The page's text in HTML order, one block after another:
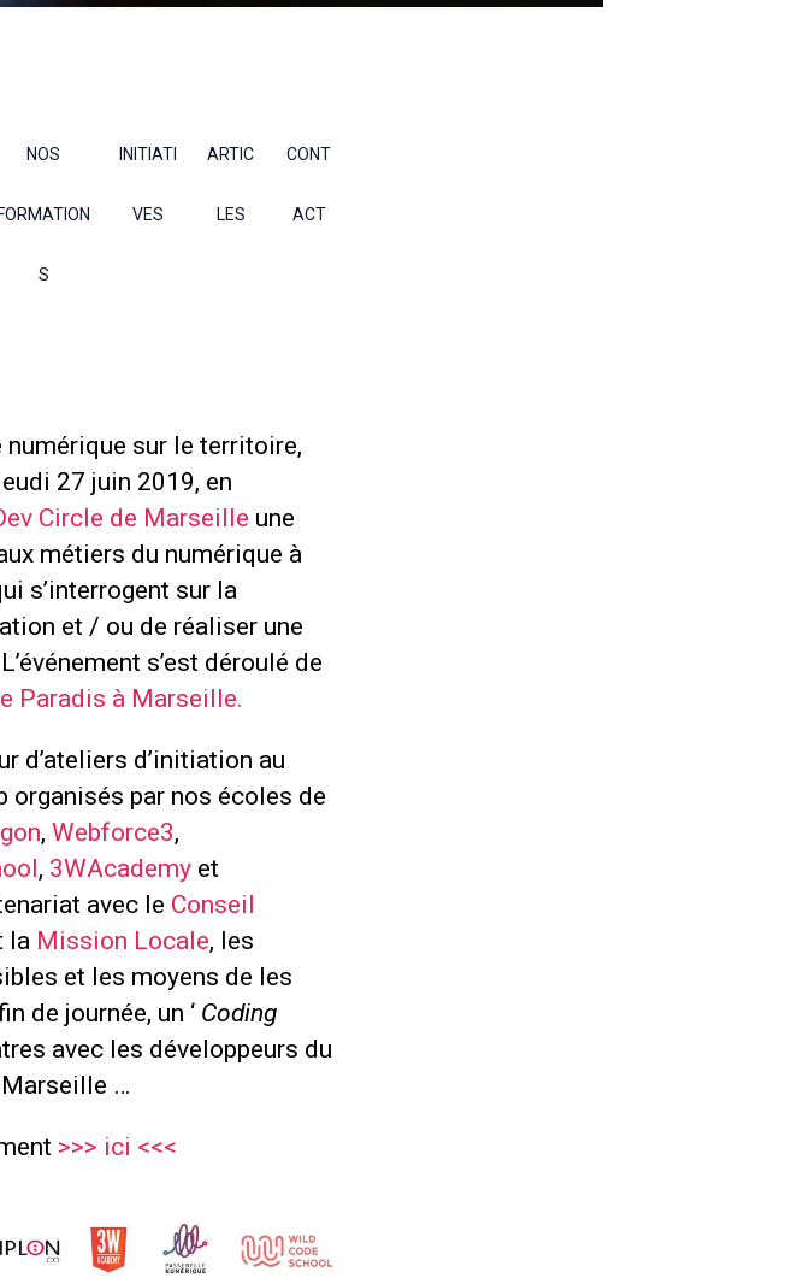
NOS
FORMATION
S
INITIATI
VES
ARTIC
LES
CONT
ACT
sur le territoire,
27 juin 2019, en
Circle de Marseille une
métiers du numérique à
s’interrogent sur la
et / ou de réaliser une
s’est déroulé de
Paradis à Marseille.
d’ateliers d’initiation au
organisés par nos écoles de
, Webforce3,
, 3WAcademy et
avec le Conseil
la Mission Locale, les
et les moyens de les
de journée, un ‘ Coding
avec les développeurs du
Marseille …
>>> ici <<<